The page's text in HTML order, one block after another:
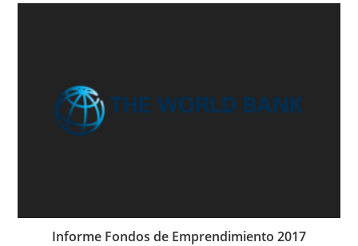
Informe Fondos de Emprendimiento 2017